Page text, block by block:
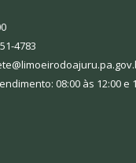
4783
08:00 às 12:00 e